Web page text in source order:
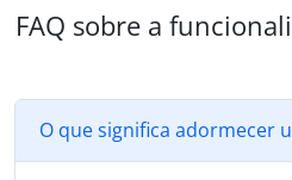
FAQ sobre a
O que significa adormecer